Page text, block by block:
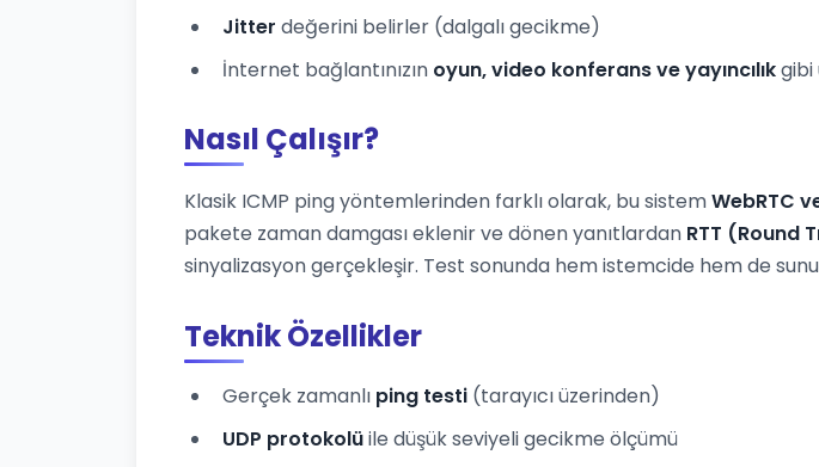
Jitter değerini belirler (dalgalı gecikme)
İnternet bağlantınızın oyun, video konferans ve yayıncılıkgibi
Nasıl Çalışır?
Klasik ICMP ping yöntemlerinden farklı olarak, bu sistemWebRTC
pakete zaman damgası eklenir ve dönen yanıtlardan RTT (Round
sinyalizasyon gerçekleşir. Test sonunda hem istemcide hem de
Teknik Özellikler
Gerçek zamanlı ping testi (tarayıcı üzerinden)
UDP protokolüile düşük seviyeli gecikme ölçümü